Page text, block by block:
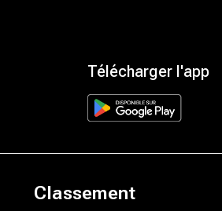
Télécharger l'app
Classement